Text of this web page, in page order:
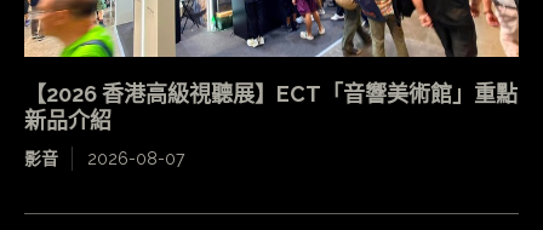
【2026 香港高級視聽展】ECT「音響美術館」重點
新品介紹
影音 2026-08-07